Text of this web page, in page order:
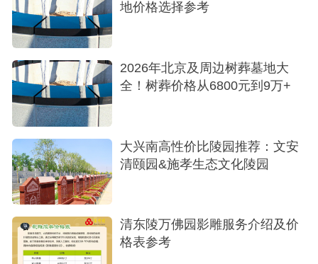
地价格选择参考
2026年北京及周边树葬墓地大
全！树葬价格从6800元到9万+
大兴南高性价比陵园推荐：文安
清颐园&施孝生态文化陵园
清东陵万佛园影雕服务介绍及价
格表参考